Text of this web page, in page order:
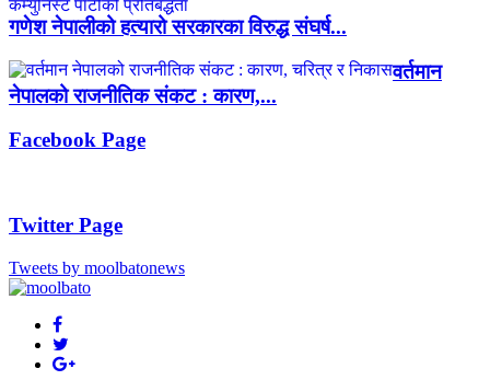
गणेश नेपालीको हत्यारो सरकारका विरुद्ध संघर्ष...
वर्तमान
नेपालको राजनीतिक संकट : कारण,...
Facebook Page
Twitter Page
Tweets by moolbatonews